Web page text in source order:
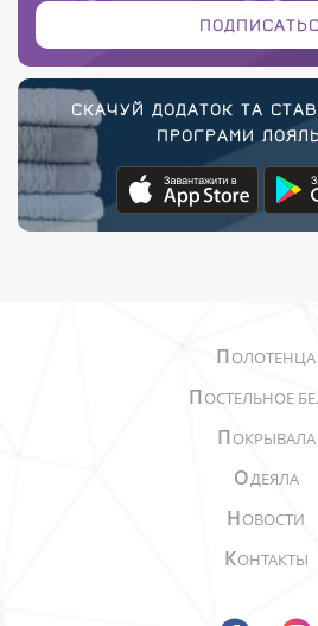
СКАЧУЙ ДОДАТОК ТА
ПРОГРАМИ
ПОЛОТЕНЦА
ПОСТЕЛЬНОЕ
ПОКРЫВАЛА
ОДЕЯЛА
НОВОСТИ
КОНТАКТЫ